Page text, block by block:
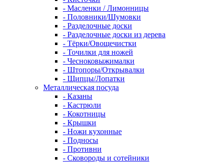
- Масленки / Лимонницы
- Половники/Шумовки
- Разделочные доски
- Разделочные доски из дерева
- Тёрки/Овощечистки
- Точилки для ножей
- Чесноковыжималки
- Штопоры/Открывалки
- Щипцы/Лопатки
Металлическая посуда
- Казаны
- Кастрюли
- Кокотницы
- Крышки
- Ножи кухонные
- Подносы
- Противни
- Сковороды и сотейники